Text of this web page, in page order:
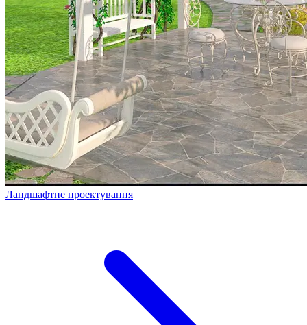
Ландшафтне проектування